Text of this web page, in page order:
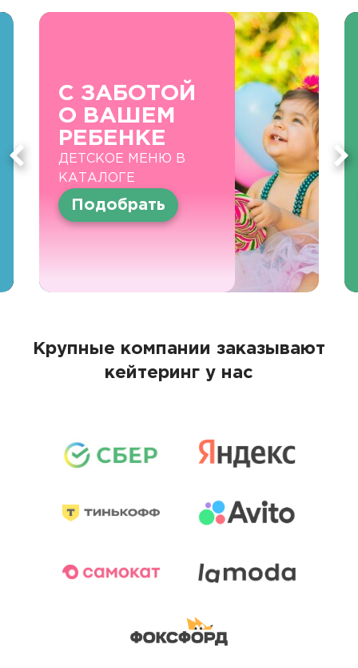
С ЗАБОТОЙ
О ВАШЕМ
РЕБЕНКЕ
ДЕТСКОЕ МЕНЮ В
КАТАЛОГЕ
Подобрать
Крупные компании заказывают
кейтеринг у нас